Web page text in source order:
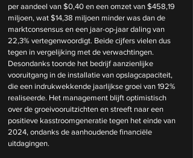
per aandeel van $0,40 en een omzet van $458,19
miljoen, wat $14,38 miljoen minder was dan de
marktconsensus en een jaar-op-jaar daling van
22,3% vertegenwoordigt. Beide cijfers vielen dus
tegen in vergelijking met de verwachtingen.
Desondanks toonde het bedrijf aanzienlijke
vooruitgang in de installatie van opslagcapaciteit,
die een indrukwekkende jaarlijkse groei van 192%
realiseerde. Het management blijft optimistisch
over de groeivooruitzichten en streeft naar een
positieve kasstroomgeneratie tegen het einde van
2024, ondanks de aanhoudende financiële
uitdagingen.